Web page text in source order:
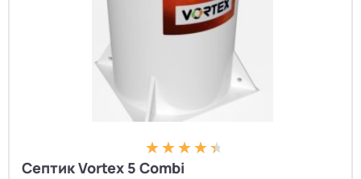
Септик Vortex 5 Combi